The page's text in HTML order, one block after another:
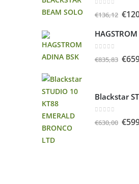
€136,12 €
€835,83 €
Blackstar
€630,00 €